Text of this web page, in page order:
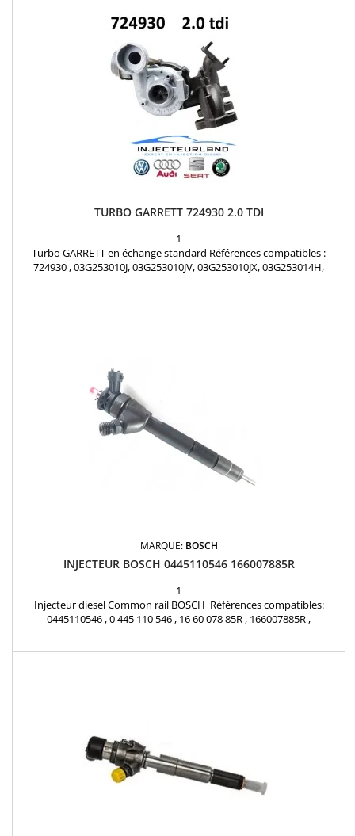
TURBO GARRETT 724930 2.0 TDI
1
Turbo GARRETT en échange standard Références compatibles :
724930 , 03G253010J, 03G253010JV, 03G253010JX, 03G253014H,
MARQUE: BOSCH
INJECTEUR BOSCH 0445110546 166007885R
1
Injecteur diesel Common rail BOSCH Références compatibles:
0445110546 , 0 445 110 546 , 16 60 078 85R , 166007885R ,